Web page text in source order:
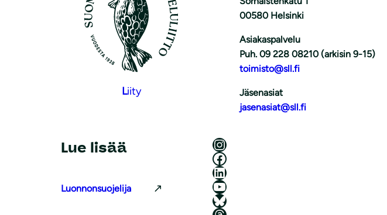
Liity
00580 Helsinki
Asiakaspalvelu
Puh. 09 228 08210 (arkisin 9-15)
toimisto@sll.fi
Jäsenasiat
jasenasiat@sll.fi
Lue lisää
Luonnonsuojelija
Luonnonsuojeluliitto Instagramissa
Luonnonsuojeluliitto Facebookissa
Luonnonsuojeluliitto LinkedInissä
Luonnonsuojeluliiton YouTube-kanava
Luonnonsuojeluliitto Blueskyssa